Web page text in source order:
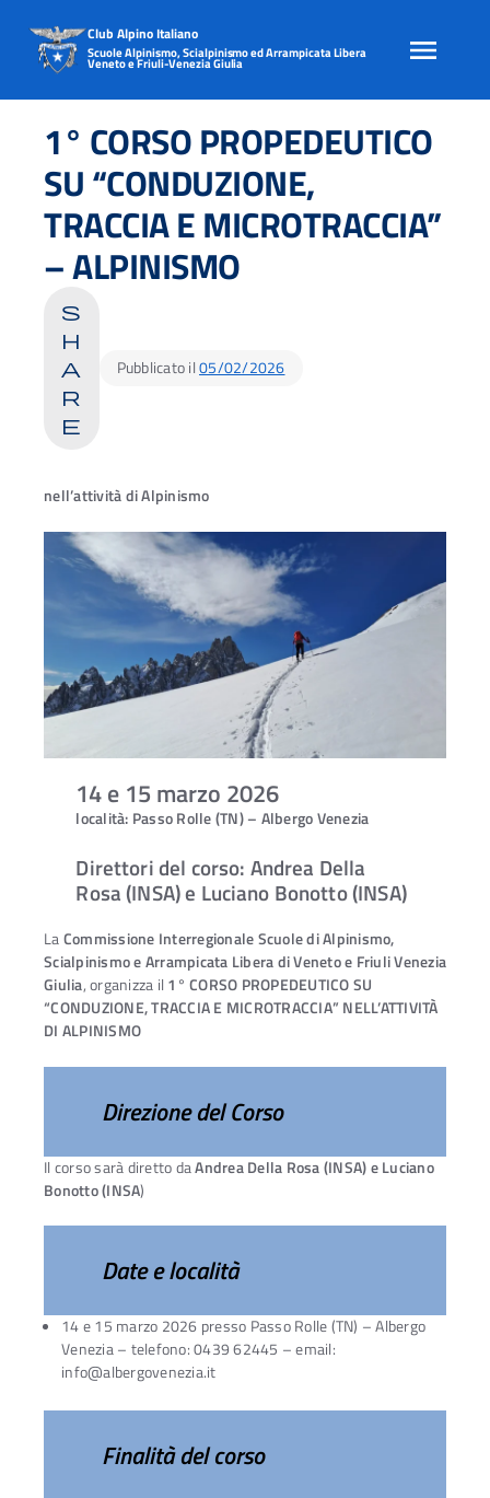
content
Club Alpino Italiano
Scuole Alpinismo, Scialpinismo ed Arrampicata Libera
Veneto e Friuli-Venezia Giulia
1° CORSO PROPEDEUTICO
SU “CONDUZIONE,
TRACCIA E MICROTRACCIA”
– ALPINISMO
s
h
a
r
e
Pubblicato il05/02/2026
nell’attività di Alpinismo
14 e 15 marzo 2026
località: Passo Rolle (TN) – Albergo Venezia
Direttori del corso: Andrea Della
Rosa (INSA) e Luciano Bonotto (INSA)
LaCommissione Interregionale Scuole di Alpinismo,
Scialpinismo e Arrampicata Libera di Veneto e Friuli Venezia
Giulia, organizza il 1° CORSO PROPEDEUTICO SU
“CONDUZIONE, TRACCIA E MICROTRACCIA” NELL’ATTIVITÀ
DI ALPINISMO
Direzione del Corso
Il corso sarà diretto daAndrea Della Rosa (INSA) e Luciano
Bonotto (INSA)
Date e località
14 e 15 marzo 2026 presso Passo Rolle (TN) – Albergo
Venezia – telefono: 0439 62445 – email:
info@albergovenezia.it
Finalità del corso